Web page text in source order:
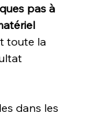
pas à
toute la
dans les